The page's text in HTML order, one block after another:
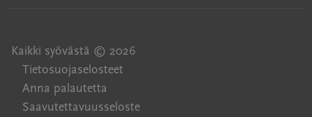
Kaikki syövästä © 2026
Tietosuojaselosteet
Anna palautetta
Saavutettavuusseloste